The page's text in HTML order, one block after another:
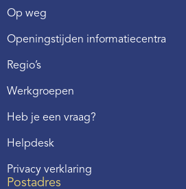
Op weg
Openingstijden informatiecentra
Regio’s
Werkgroepen
Heb je een vraag?
Helpdesk
Privacy verklaring
Postadres